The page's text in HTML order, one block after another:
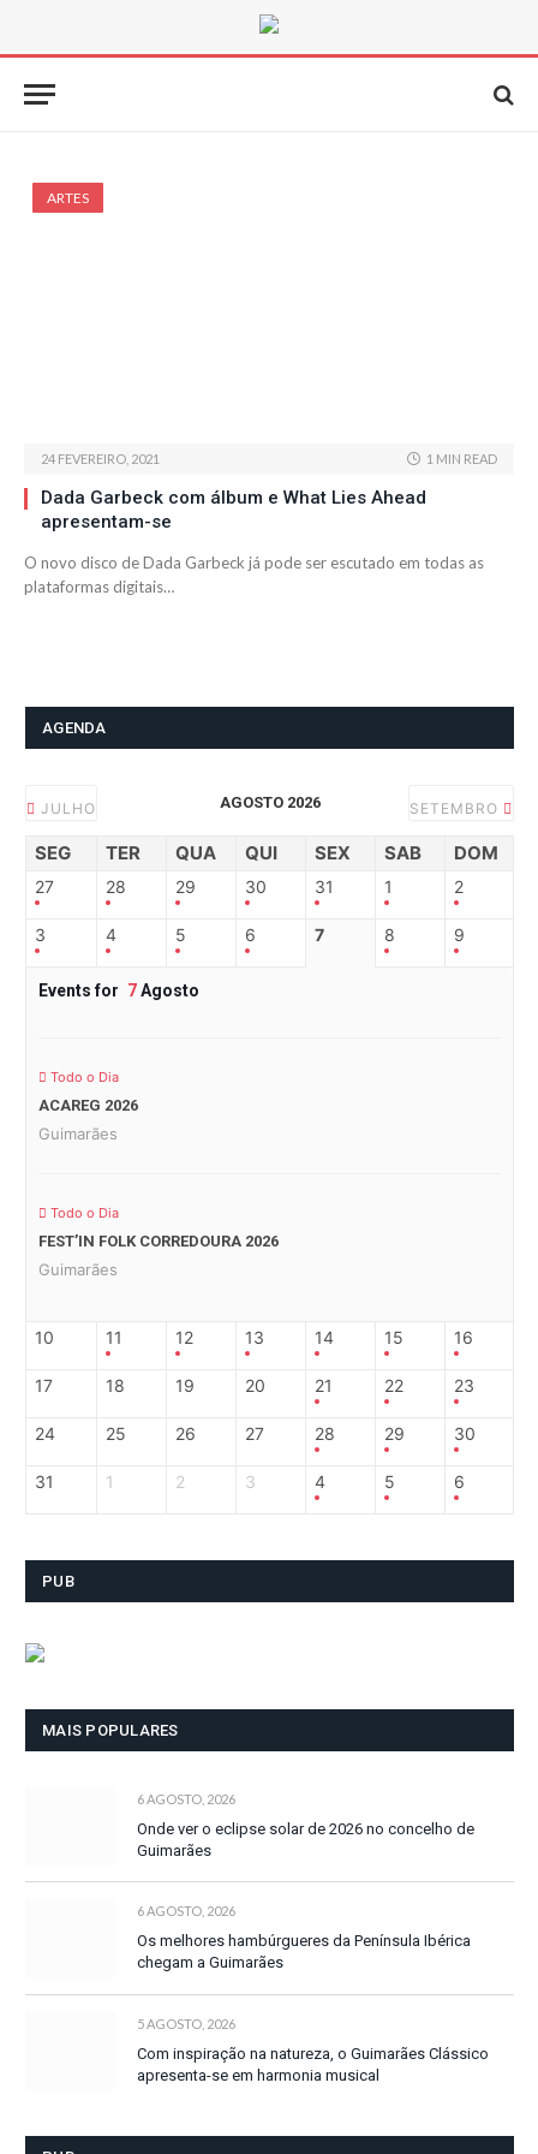
ARTES
24 FEVEREIRO, 2021 1 MIN READ
Dada Garbeck com álbum e What Lies Ahead
apresentam-se
O novo disco de Dada Garbeck já pode ser escutado em todas as
plataformas digitais…
AGENDA
JULHO AGOSTO 2026 SETEMBRO
SEG TER QUA QUI SEX SAB DOM
27 28 29 30 31 1 2
3 4 5 6 7 8 9
Events for 7Agosto
Todo o Dia
ACAREG 2026
Guimarães
Todo o Dia
FEST’IN FOLK CORREDOURA 2026
Guimarães
10 11 12 13 14 15 16
17 18 19 20 21 22 23
24 25 26 27 28 29 30
31 1 2 3 4 5 6
PUB
MAIS POPULARES
6 AGOSTO, 2026
Onde ver o eclipse solar de 2026 no concelho de
Guimarães
6 AGOSTO, 2026
Os melhores hambúrgueres da Península Ibérica
chegam a Guimarães
5 AGOSTO, 2026
Com inspiração na natureza, o Guimarães Clássico
apresenta-se em harmonia musical